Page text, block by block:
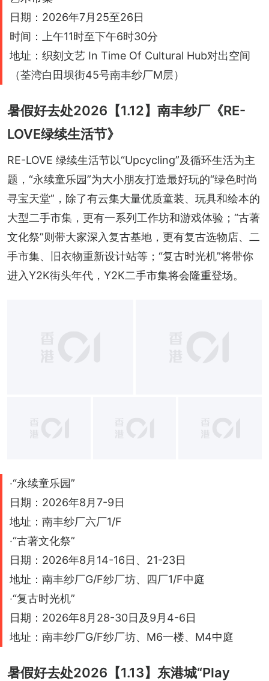
日期：2026年7月25至26日
时间：上午11时至下午6时30分
地址：织刻文艺 In Time Of Cultural Hub对出空间
（荃湾白田坝街45号南丰纱厂M层）
暑假好去处2026【1.12】南丰纱厂《RE-
LOVE绿续生活节》
RE-LOVE 绿续生活节以“Upcycling”及循环生活为主
题，“永续童乐园”为大小朋友打造最好玩的“绿色时尚
寻宝天堂”，除了有云集大量优质童装、玩具和绘本的
大型二手市集，更有一系列工作坊和游戏体验；“古著
文化祭”则带大家深入复古基地，更有复古选物店、二
手市集、旧衣物重新设计站等；“复古时光机”将带你
进入Y2K街头年代，Y2K二手市集将会隆重登场。
‧“永续童乐园”
日期：2026年8月7-9日
地址：南丰纱厂六厂1/F
‧“古著文化祭”
日期：2026年8月14-16日、21-23日
地址：南丰纱厂G/F纱厂坊、四厂1/F中庭
‧“复古时光机”
日期：2026年8月28-30日及9月4-6日
地址：南丰纱厂G/F纱厂坊、M6一楼、M4中庭
暑假好去处2026【1.13】东港城“Play